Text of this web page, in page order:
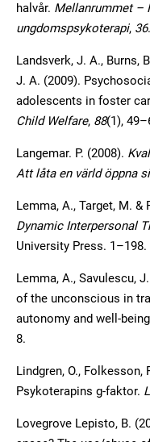
halvår. Mellanrummet –
ungdomspsykoterapi, 36.
Landsverk, J. A., Burns,
J. A. (2009).
adolescents in foster
Child Welfare, 88(1),
Langemar. P. (2008).
Att låta en värld öppna
Lemma, A., Target, M. &
Dynamic Interpersonal
University Press. 1–198.
Lemma, A., Savulescu,
of the unconscious in
autonomy and well-
8.
Lindgren, O., Folkesson,
Psykoterapins g-faktor.
Lovegrove Lepisto, B.